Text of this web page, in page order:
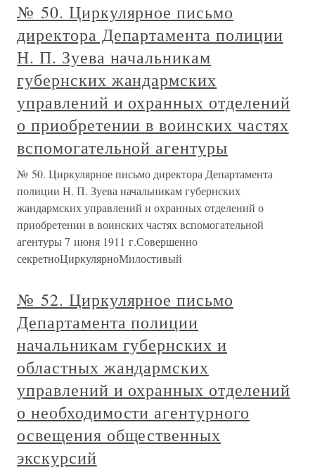
№ 50. Циркулярное письмо
директора Департамента полиции
Н. П. Зуева начальникам
губернских жандармских
управлений и охранных отделений
о приобретении в воинских частях
вспомогательной агентуры
№ 50. Циркулярное письмо директора Департамента
полиции Н. П. Зуева начальникам губернских
жандармских управлений и охранных отделений о
приобретении в воинских частях вспомогательной
агентуры 7 июня 1911 г.Совершенно
секретноЦиркулярноМилостивый
№ 52. Циркулярное письмо
Департамента полиции
начальникам губернских и
областных жандармских
управлений и охранных отделений
о необходимости агентурного
освещения общественных
экскурсий